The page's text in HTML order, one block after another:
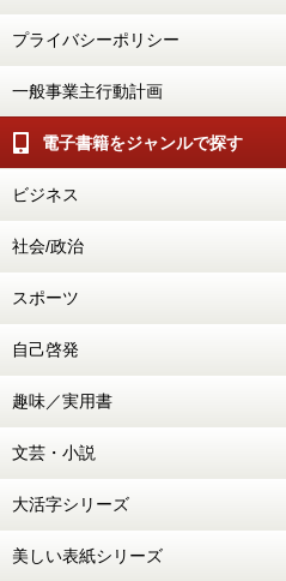
プライバシーポリシー
一般事業主行動計画
電子書籍をジャンルで探す
ビジネス
社会/政治
スポーツ
自己啓発
趣味／実用書
文芸・小説
大活字シリーズ
美しい表紙シリーズ